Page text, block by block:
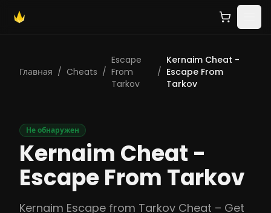
Главная / Cheats /
Escape
From
Tarkov
/
Kernaim Cheat -
Escape From
Tarkov
Не обнаружен
Kernaim Cheat -
Escape From Tarkov
Kernaim Escape from Tarkov Cheat – Get